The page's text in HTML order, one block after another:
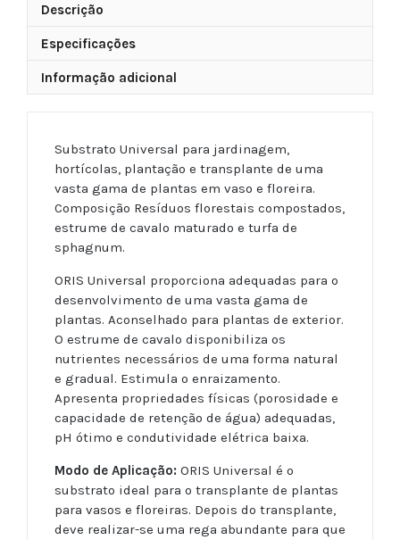
Descrição
Especificações
Informação adicional
Substrato Universal para jardinagem,
hortícolas, plantação e transplante de uma
vasta gama de plantas em vaso e floreira.
Composição Resíduos florestais compostados,
estrume de cavalo maturado e turfa de
sphagnum.
ORIS Universal proporciona adequadas para o
desenvolvimento de uma vasta gama de
plantas. Aconselhado para plantas de exterior.
O estrume de cavalo disponibiliza os
nutrientes necessários de uma forma natural
e gradual. Estimula o enraizamento.
Apresenta propriedades físicas (porosidade e
capacidade de retenção de água) adequadas,
pH ótimo e condutividade elétrica baixa.
Modo de Aplicação: ORIS Universal é o
substrato ideal para o transplante de plantas
para vasos e floreiras. Depois do transplante,
deve realizar-se uma rega abundante para que